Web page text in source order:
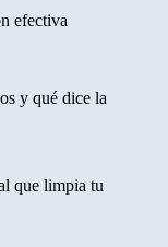
efectiva
y qué dice la
que limpia tu